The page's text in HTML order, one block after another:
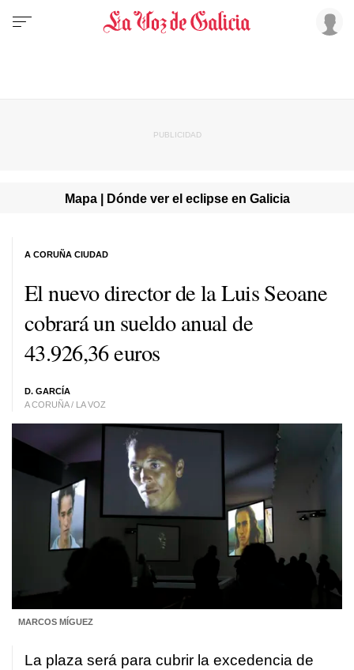
Mapa | Dónde ver el eclipse en Galicia
El nuevo director de la Luis Seoane
cobrará un sueldo anual de
43.926,36 euros
D. GARCÍA
A CORUÑA / LA VOZ
A CORUÑA CIUDAD
MARCOS MÍGUEZ
La plaza será para cubrir la excedencia de